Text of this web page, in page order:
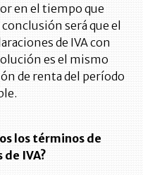
en el tiempo que
será que el
de IVA con
es el mismo
de renta del período
los términos de
IVA?